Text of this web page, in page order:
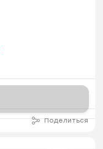
Поделиться